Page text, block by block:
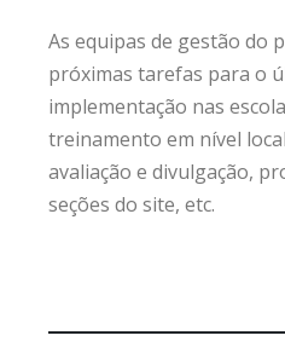
As equipas de gestão do
próximas tarefas para o
implementação nas
treinamento em nível
avaliação e divulgação,
seções do site, etc.